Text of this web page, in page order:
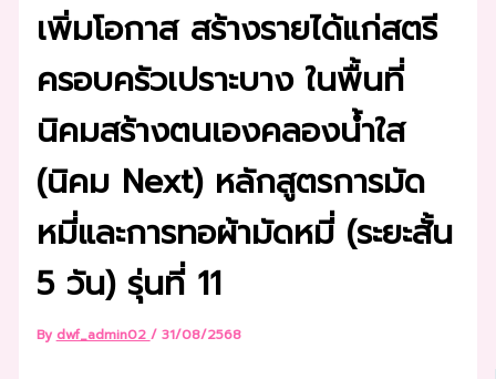
เพิ่มโอกาส สร้างรายได้แก่สตรี
ครอบครัวเปราะบาง ในพื้นที่
นิคมสร้างตนเองคลองน้ำใส
(นิคม Next)​ หลักสูตรการมัด
หมี่และการทอผ้ามัดหมี่ (ระยะสั้น
5 วัน) รุ่นที่ 1​1
By dwf_admin02 / 31/08/2568